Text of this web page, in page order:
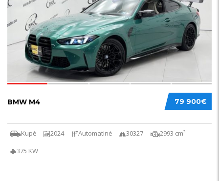
79 900€
BMW M4
Kupė 2024 Automatinė 30327
2993 cm³
375 KW